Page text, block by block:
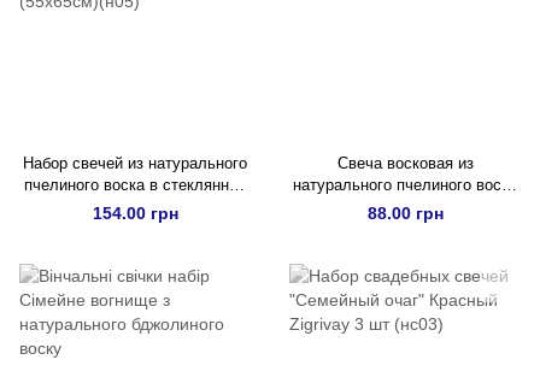
Набор свечей из натурального
пчелиного воска в стеклянной
баночке "настроение" Zigrivay
3шт (55х65см)(н05)
154.00 грн
Свеча восковая из
натурального пчелиного воска
" фигурная" Zigrivay (15х5см)
88.00 грн